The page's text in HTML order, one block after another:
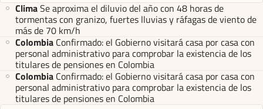
ClimaSe aproxima el diluvio del año con 48 horas de
tormentas con granizo, fuertes lluvias y ráfagas de viento de
más de 70 km/h
Colombia Confirmado: el Gobierno visitará casa por casa con
personal administrativo para comprobar la existencia de los
titulares de pensiones en Colombia
Colombia Confirmado: el Gobierno visitará casa por casa con
personal administrativo para comprobar la existencia de los
titulares de pensiones en Colombia